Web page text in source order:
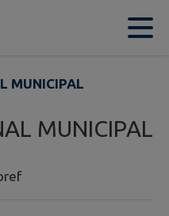
MUNICIPAL
MUNICIPAL